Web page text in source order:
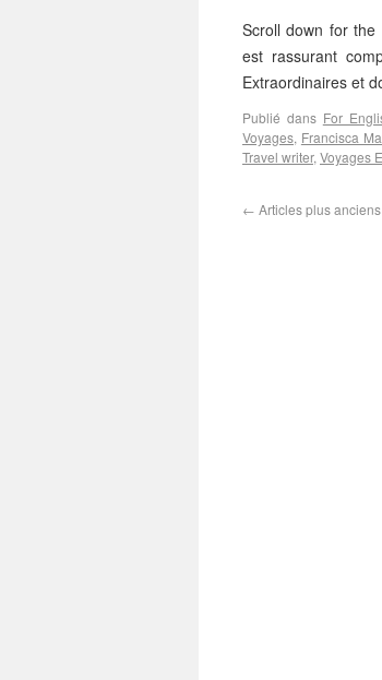
Scroll down for
est rassurant
Extraordinaires et
Publié dans For
Voyages, Francisca
Travel writer, Voyages
← Articles plus anciens